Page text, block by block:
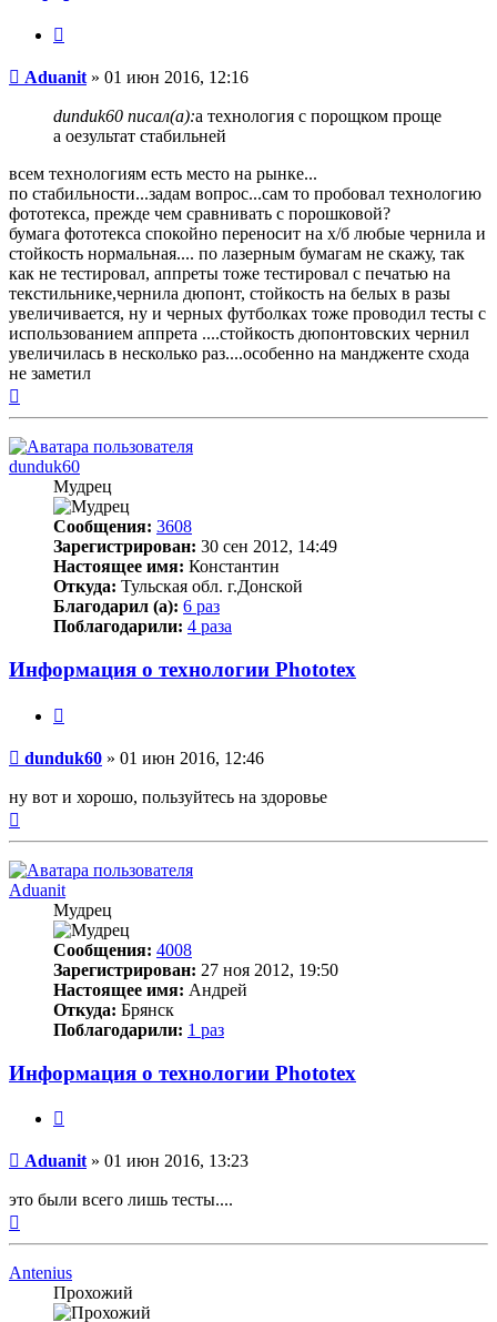
Непрочитанное
Aduanit» 01 июн 2016, 12:16
dunduk60 писал(а):а технология с порощком проще
а оезультат стабильней
всем технологиям есть место на рынке...
по стабильности...задам вопрос...сам то пробовал технологию
фототекса, прежде чем сравнивать с порошковой?
бумага фототекса спокойно переносит на х/б любые чернила и
стойкость нормальная.... по лазерным бумагам не скажу, так
как не тестировал, аппреты тоже тестировал с печатью на
текстильнике,чернила дюпонт, стойкость на белых в разы
увеличивается, ну и черных футболках тоже проводил тесты с
использованием аппрета ....стойкость дюпонтовских чернил
увеличилась в несколько раз....особенно на мандженте схода
не заметил
к
началу
dunduk60
Мудрец
Сообщения: 3608
Зарегистрирован: 30 сен 2012, 14:49
Настоящее имя: Константин
Откуда: Тульская обл. г.Донской
Благодарил (а): 6 раз
Поблагодарили: 4 раза
Информация о технологии Phototex
Непрочитанное
dunduk60 » 01 июн 2016, 12:46
ну вот и хорошо, пользуйтесь на здоровье
Aduanit
Мудрец
Сообщения: 4008
Зарегистрирован: 27 ноя 2012, 19:50
Настоящее имя: Андрей
Откуда: Брянск
Поблагодарили: 1 раз
Информация о технологии Phototex
Непрочитанное
Aduanit » 01 июн 2016, 13:23
это были всего лишь тесты....
Antenius
Прохожий